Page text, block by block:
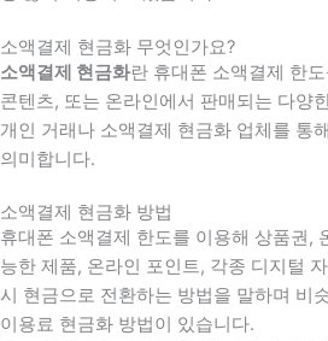
소액결제 현금화 무엇인가요?
소액결제 현금화란 휴대폰 소액결제 한
콘텐츠, 또는 온라인에서 판매되는 다양
개인 거래나 소액결제 현금화 업체를 통
의미합니다.
소액결제 현금화 방법
휴대폰 소액결제 한도를 이용해 상품권,
능한 제품, 온라인 포인트, 각종 디지털
시 현금으로 전환하는 방법을 말하며 비
이용료 현금화 방법이 있습니다.